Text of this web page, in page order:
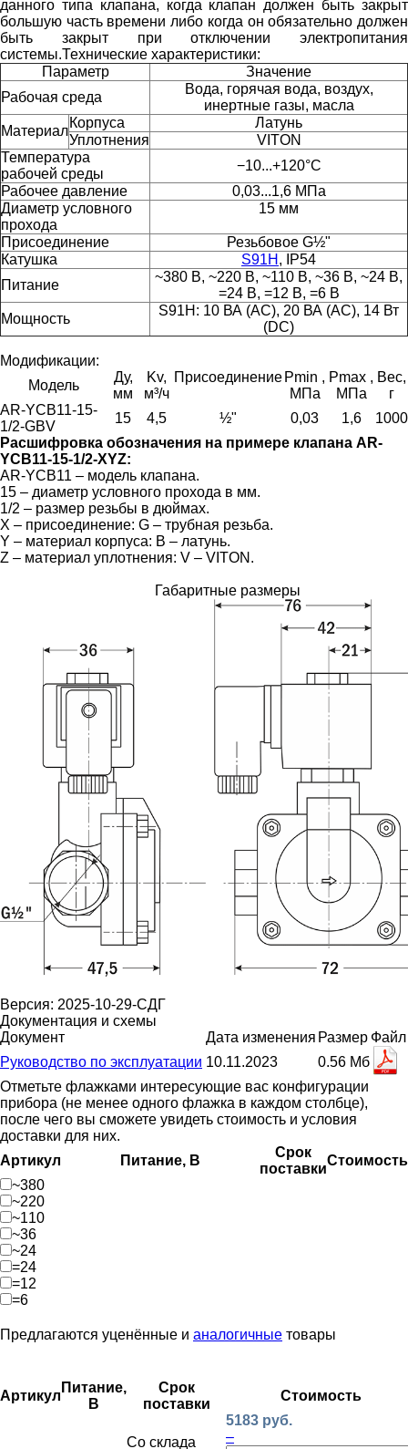
данного типа клапана, когда клапан должен быть закрыт
большую часть времени либо когда он обязательно должен
быть закрыт при отключении электропитания
системы.Технические характеристики:
Параметр
Значение
Рабочая среда
Вода, горячая вода, воздух,
инертные газы, масла
Материал
Корпуса
Латунь
Уплотнения
VITON
Температура
рабочей среды
−10...+120°С
Рабочее давление
0,03...1,6 МПа
Диаметр условного
прохода
15 мм
Присоединение
Резьбовое G½"
Катушка
S91H , IP54
Питание
~380 В, ~220 В, ~110 В, ~36 В, ~24 В,
=24 В, =12 В, =6 В
Мощность
S91H: 10 ВА (АС), 20 ВА (АС), 14 Вт
(DC)
Модификации:
Модель
Ду,
мм
Kv,
м³/ч
Присоединение Pmin ,
МПа
Pmax ,
МПа
Вес,
г
AR-YCB11-15-
1/2-GBV
15 4,5 ½" 0,03 1,6
1000
Расшифровка обозначения на примере клапана AR-
YCB11-15-1/2-XYZ:
AR-YCB11 – модель клапана.
15 – диаметр условного прохода в мм.
1/2 – размер резьбы в дюймах.
X – присоединение: G – трубная резьба.
Y – материал корпуса: B – латунь.
Z – материал уплотнения: V – VITON.
Габаритные размеры
Версия: 2025-10-29-СДГ
Документация и схемы
Документ
Дата изменения Размер Файл
Руководство по эксплуатации 10.11.2023
0.56 Мб
Отметьте флажками интересующие вас конфигурации
прибора (не менее одного флажка в каждом столбце),
после чего вы сможете увидеть стоимость и условия
доставки для них.
Артикул
Питание, В
Срок
поставки
Стоимость
~380
~220
~110
~36
~24
=24
=12
=6
Предлагаются уценённые и аналогичные товары
Артикул
Питание,
В
Срок
поставки
Стоимость
Со склада
5183 руб.
–